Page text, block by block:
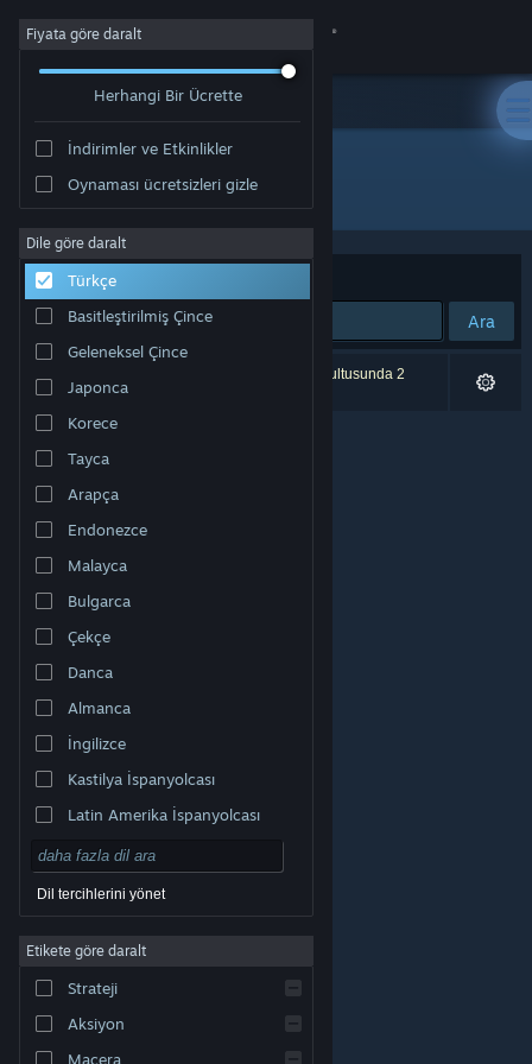
Giriş yap
Hakkında
Destek
Dili değiştir
Steam mobil uygulamasını yükle
Masaüstü internet sitesini görüntüle
markalar, ABD ve diğer ülkelerde ilgili sahiplerinin
Erişilebilirlik |
Çerezler
Fiyata göre daralt
Herhangi Bir Ücrette
İndirimler ve Etkinlikler
Oynaması ücretsizleri gizle
Dile göre daralt
Türkçe
Basitleştirilmiş Çince
Geleneksel Çince
Japonca
Korece
Tayca
Arapça
Endonezce
Malayca
Bulgarca
Çekçe
Danca
Almanca
İngilizce
Kastilya İspanyolcası
Latin Amerika İspanyolcası
Dil tercihlerini yönet
Etikete göre daralt
Strateji
Aksiyon
Macera
Geliştirici: Blue Collar Games
Sırala Uygunluk
Ara
0 sonuç aramanızla eşleşiyor. Tercihleriniz doğrultusunda 2
ürün dâhil edilmedi.